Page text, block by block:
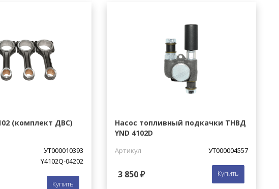
(комплект ДВС)
УТ000010393
Y4102Q-04202
Купить
Насос топливный подкачки ТНВД
YND 4102D
Артикул УТ000004557
3 850 ₽ Купить